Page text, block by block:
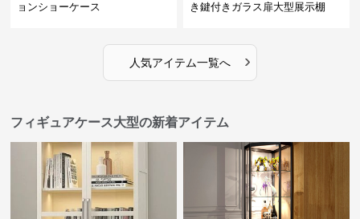
ョンショーケース
き鍵付きガラス扉大型展示棚
人気アイテム一覧へ ›
フィギュアケース大型の新着アイテム